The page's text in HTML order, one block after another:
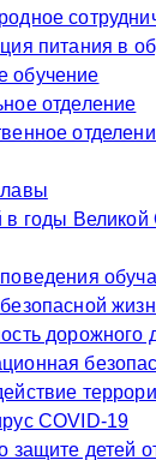
питания в
обучение
отделение
годы Великой
дорожного
COVID-19
защите детей